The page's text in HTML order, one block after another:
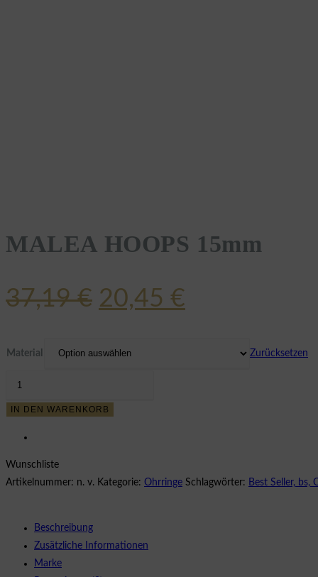
MALEA HOOPS 15mm
37,19€ Ursprünglicher
war:
20,45 €
Material Zurücksetzen
15mm
IN DEN WARENKORB
Wunschliste
Artikelnummer: n. v. Kategorie: Ohrringe Schlagwörter: Best Seller, bs,
Beschreibung
Zusätzliche Informationen
Marke